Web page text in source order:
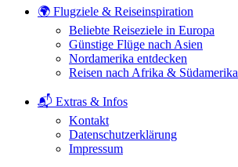
🌍 Flugziele & Reiseinspiration
Beliebte Reiseziele in Europa
Günstige Flüge nach Asien
Nordamerika entdecken
Reisen nach Afrika & Südamerika
📬 Extras & Infos
Kontakt
Datenschutzerklärung
Impressum